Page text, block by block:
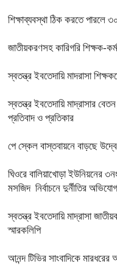
শিক্ষাব্যবস্থা ঠিক করতে পারলে
জাতীয়করণসহ কারিগরি শিক্ষক-
স্বতন্ত্র ইবতেদায়ি মাদরাসা
স্বতন্ত্র ইবতেদায়ি মাদ্রাসার
প্রতিবাদ ও প্রতিকার
পে স্কেল বাস্তবায়নে বাড়ছে
ঘিওরে বালিয়াখোড়া ইউনিয়নের
মসজিদ নির্বাচনে দুর্নীতির অভিযোগ
স্বতন্ত্র ইবতেদায়ি মাদ্রাসা
স্মারকলিপি
আনন্দ টিভির সাংবাদিকে মারধরের